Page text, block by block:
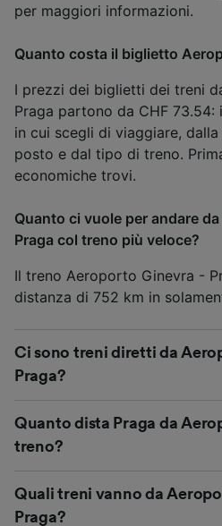
per maggiori informazioni.
Quanto costa il biglietto
I prezzi dei biglietti dei treni
Praga partono da CHF
in cui scegli di viaggiare,
posto e dal tipo di treno.
economiche trovi.
Quanto ci vuole per andare
Praga col treno più veloce?
Il treno Aeroporto Ginevra -
distanza di 752 km in
Ci sono treni diretti da
Praga?
Quanto dista Praga da
treno?
Quali treni vanno da
Praga?